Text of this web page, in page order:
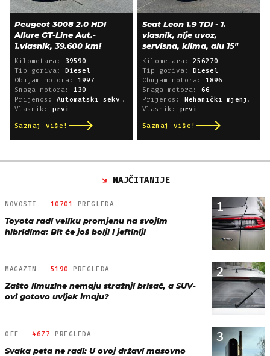
Peugeot 3008 2.0 HDI
Allure GT-Line Aut.-
1.vlasnik, 39.600 km!
Kilometara: 39590
Tip goriva: Diesel
Obujam motora: 1997
Snaga motora: 130
Prijenos: Automatski sekvencijski
Vlasnik: prvi
Saznaj više!
Seat Leon 1.9 TDI - 1.
vlasnik, nije uvoz,
servisna, klima, alu 15"
Kilometara: 256270
Tip goriva: Diesel
Obujam motora: 1896
Snaga motora: 66
Prijenos: Mehanički mjenjač
Vlasnik: prvi
Saznaj više!
NAJČITANIJE
1
NOVOSTI — 10701 PREGLEDA
Toyota radi veliku promjenu na svojim
hibridima: Bit će još bolji i jeftiniji
2
MAGAZIN — 5190 PREGLEDA
Zašto limuzine nemaju stražnji brisač, a SUV-
ovi gotovo uvijek imaju?
3
OFF —4677 PREGLEDA
Svaka peta ne radi: U ovoj državi masovno